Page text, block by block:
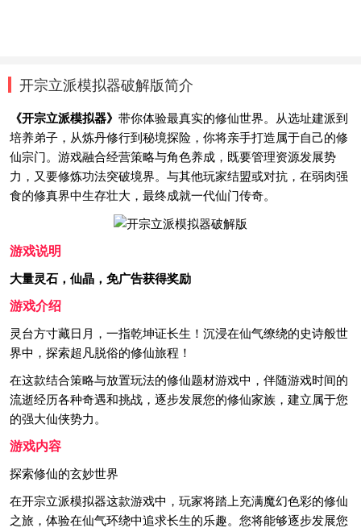
开宗立派模拟器破解版简介
《开宗立派模拟器》 带你体验最真实的修仙世界。从选址建派到
培养弟子，从炼丹修行到秘境探险，你将亲手打造属于自己的修
仙宗门。游戏融合经营策略与角色养成，既要管理资源发展势
力，又要修炼功法突破境界。与其他玩家结盟或对抗，在弱肉强
食的修真界中生存壮大，最终成就一代仙门传奇。
游戏说明
大量灵石，仙晶，免广告获得奖励
游戏介绍
灵台方寸藏日月，一指乾坤证长生！沉浸在仙气缭绕的史诗般世
界中，探索超凡脱俗的修仙旅程！
在这款结合策略与放置玩法的修仙题材游戏中，伴随游戏时间的
流逝经历各种奇遇和挑战，逐步发展您的修仙家族，建立属于您
的强大仙侠势力。
游戏内容
探索修仙的玄妙世界
在开宗立派模拟器这款游戏中，玩家将踏上充满魔幻色彩的修仙
之旅，体验在仙气环绕中追求长生的乐趣。您将能够逐步发展您